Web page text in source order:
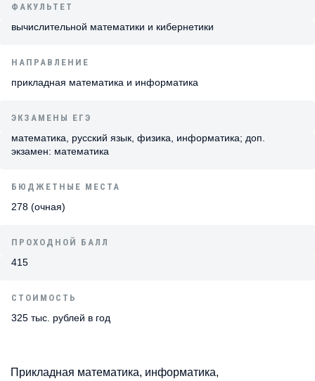
ФАКУЛЬТЕТ
вычислительной математики и кибернетики
НАПРАВЛЕНИЕ
прикладная математика и информатика
ЭКЗАМЕНЫ ЕГЭ
математика, русский язык, физика, информатика; доп.
экзамен: математика
БЮДЖЕТНЫЕ МЕСТА
278 (очная)
ПРОХОДНОЙ БАЛЛ
415
СТОИМОСТЬ
325 тыс. рублей в год
Прикладная математика, информатика,